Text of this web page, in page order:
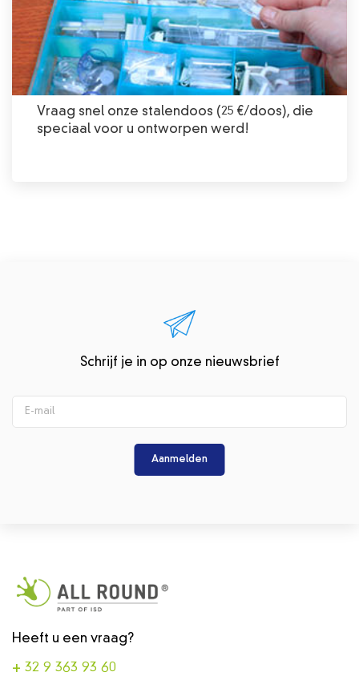
Vraag snel onze stalendoos (25 €/doos), die
speciaal voor u ontworpen werd!
Schrijf je in op onze nieuwsbrief
Aanmelden
Heeft u een vraag?
+ 32 9 363 93 60